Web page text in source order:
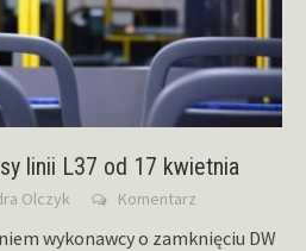
linii L37 od 17 kwietnia
Olczyk Komentarz
wykonawcy o zamknięciu DW